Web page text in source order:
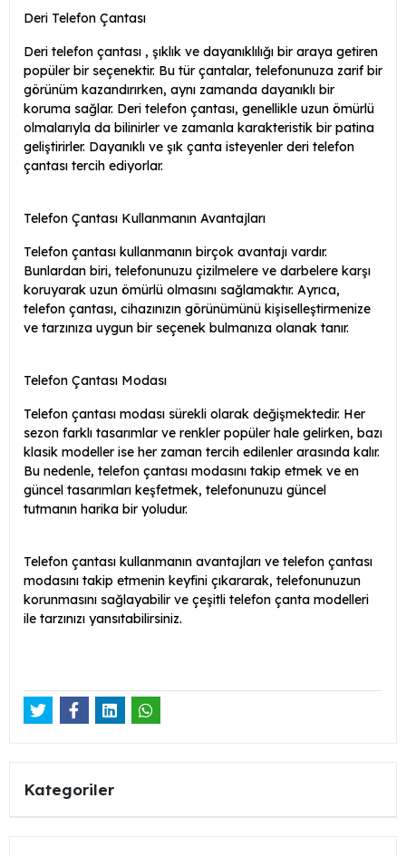
Deri Telefon Çantası
Deri telefon çantası , şıklık ve dayanıklılığı bir araya getiren
popüler bir seçenektir. Bu tür çantalar, telefonunuza zarif bir
görünüm kazandırırken, aynı zamanda dayanıklı bir
koruma sağlar. Deri telefon çantası, genellikle uzun ömürlü
olmalarıyla da bilinirler ve zamanla karakteristik bir patina
geliştirirler. Dayanıklı ve şık çanta isteyenler deri telefon
çantası tercih ediyorlar.
Telefon Çantası Kullanmanın Avantajları
Telefon çantası kullanmanın birçok avantajı vardır.
Bunlardan biri, telefonunuzu çizilmelere ve darbelere karşı
koruyarak uzun ömürlü olmasını sağlamaktır. Ayrıca,
telefon çantası, cihazınızın görünümünü kişiselleştirmenize
ve tarzınıza uygun bir seçenek bulmanıza olanak tanır.
Telefon Çantası Modası
Telefon çantası modası sürekli olarak değişmektedir. Her
sezon farklı tasarımlar ve renkler popüler hale gelirken, bazı
klasik modeller ise her zaman tercih edilenler arasında kalır.
Bu nedenle, telefon çantası modasını takip etmek ve en
güncel tasarımları keşfetmek, telefonunuzu güncel
tutmanın harika bir yoludur.
Telefon çantası kullanmanın avantajları ve telefon çantası
modasını takip etmenin keyfini çıkararak, telefonunuzun
korunmasını sağlayabilir ve çeşitli telefon çanta modelleri
ile tarzınızı yansıtabilirsiniz.
Kategoriler